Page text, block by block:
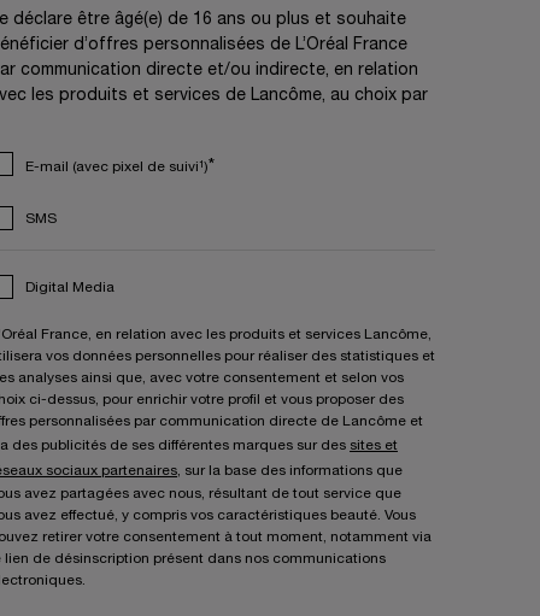
déclare être âgé(e) de 16 ans ou plus et souhaite
d’offres personnalisées de L’Oréal France
communication directe et/ou indirecte, en relation
les produits et services de Lancôme, au choix par
E-mail (avec pixel de suivi¹)*
SMS
Digital Media
France, en relation avec les produits et services Lancôme,
vos données personnelles pour réaliser des statistiques et
analyses ainsi que, avec votre consentement et selon vos
ci-dessus, pour enrichir votre profil et vous proposer des
personnalisées par communication directe de Lancôme et
des publicités de ses différentes marques sur des sites et
sociaux partenaires, sur la base des informations que
avez partagées avec nous, résultant de tout service que
avez effectué, y compris vos caractéristiques beauté. Vous
retirer votre consentement à tout moment, notamment via
lien de désinscription présent dans nos communications